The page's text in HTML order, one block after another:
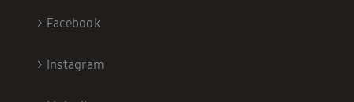
> Facebook
> Instagram